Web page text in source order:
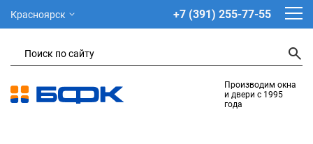
Красноярск +7 (391) 255-77-55
Производим окна
и двери с 1995
года